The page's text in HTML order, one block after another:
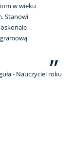
w wieku
Stanowi
- Nauczyciel roku